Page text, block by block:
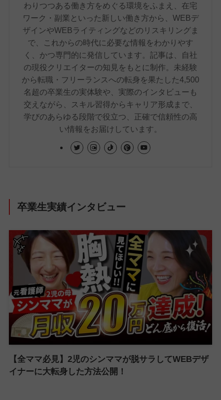
わりつつある働き方をめぐる環境をふまえ、在宅
ワーク・副業といった新しい働き方から、WEBデ
ザインやWEBライティングなどのリスキリングま
で、これからの時代に必要な情報をわかりやす
く、かつ専門的に発信しています。記事は、自社
の現役クリエイターの知見をもとに制作。未経験
から転職・フリーランスへの転身を果たした4,500
名超の卒業生の実体験や、実際のインタビューも
交えながら、スキル習得からキャリア形成まで、
学びのあらゆる段階で役立つ、正確で信頼性の高
い情報をお届けしています。
卒業生実績インタビュー
【全ママ必見】2児のシンママが脱サラしてWEBデザ
イナーに大転身した方法公開！